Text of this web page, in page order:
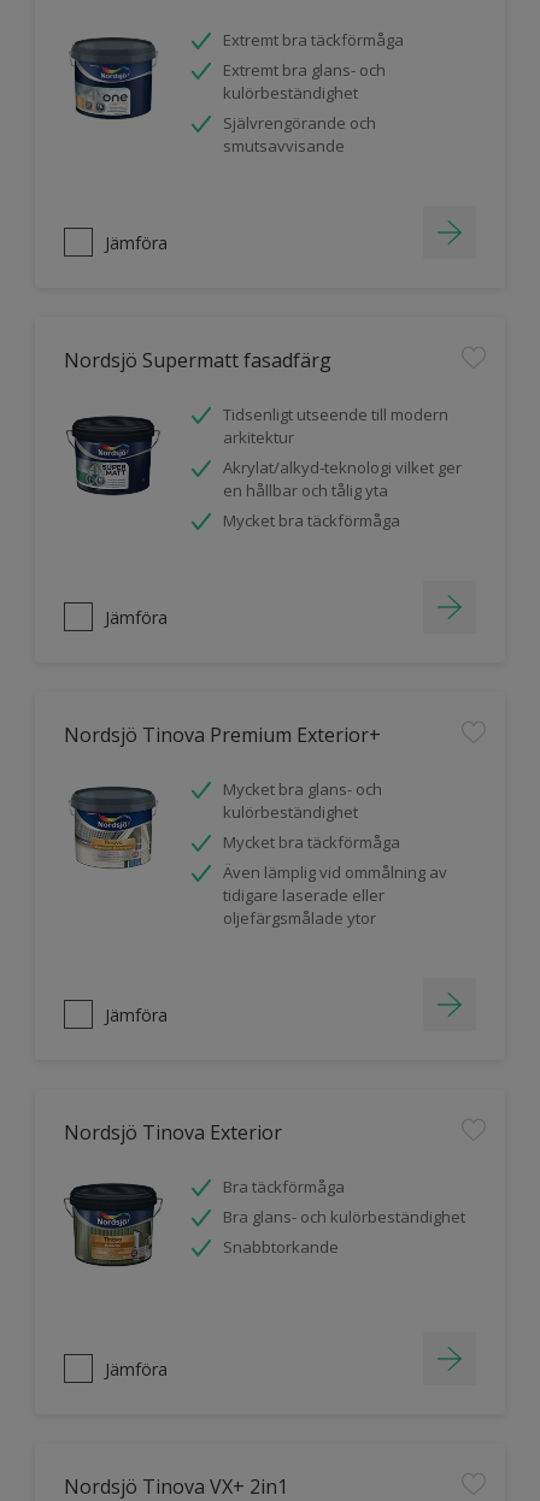
Extremt bra täckförmåga
Extremt bra glans- och
kulörbeständighet
Självrengörande och
smutsavvisande
Jämföra
Nordsjö Supermatt fasadfärg
Tidsenligt utseende till modern
arkitektur
Akrylat/alkyd-teknologi vilket ger
en hållbar och tålig yta
Mycket bra täckförmåga
Jämföra
Nordsjö Tinova Premium Exterior+
Mycket bra glans- och
kulörbeständighet
Mycket bra täckförmåga
Även lämplig vid ommålning av
tidigare laserade eller
oljefärgsmålade ytor
Jämföra
Nordsjö Tinova Exterior
Bra täckförmåga
Bra glans- och kulörbeständighet
Snabbtorkande
Jämföra
Nordsjö Tinova VX+ 2in1